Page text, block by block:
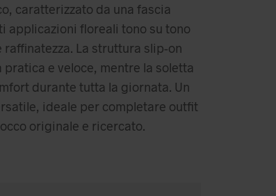
caratterizzato da una fascia
applicazioni floreali tono su tono
raffinatezza. La struttura slip-on
pratica e veloce, mentre la soletta
durante tutta la giornata. Un
ideale per completare outfit
originale e ricercato.